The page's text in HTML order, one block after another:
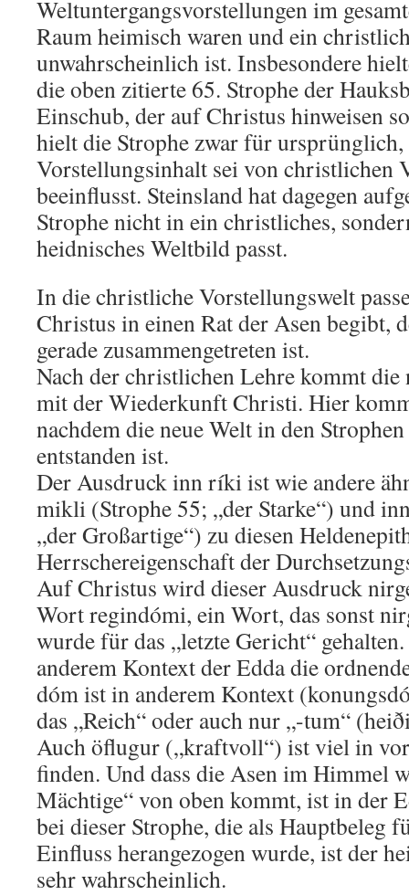
Weltuntergangsvorstellungen im
Raum heimisch waren und ein
unwahrscheinlich ist. Insbesondere
die oben zitierte 65. Strophe der
Einschub, der auf Christus hinweisen
hielt die Strophe zwar für ursprünglich,
Vorstellungsinhalt sei von christlichen
beeinflusst. Steinsland hat dagegen
Strophe nicht in ein christliches,
heidnisches Weltbild passt.
In die christliche Vorstellungswelt
Christus in einen Rat der Asen begibt,
gerade zusammengetreten ist.
Nach der christlichen Lehre kommt die
mit der Wiederkunft Christi. Hier
nachdem die neue Welt in den
entstanden ist.
Der Ausdruck inn ríki ist wie andere
mikli (Strophe 55; „der Starke“) und
„der Großartige“) zu diesen
Herrschereigenschaft der
Auf Christus wird dieser Ausdruck
Wort regindómi, ein Wort, das sonst
wurde für das „letzte Gericht“
anderem Kontext der Edda die
dóm ist in anderem Kontext
das „Reich“ oder auch nur „-tum“
Auch öflugur („kraftvoll“) ist viel in
finden. Und dass die Asen im Himmel
Mächtige“ von oben kommt, ist in der
bei dieser Strophe, die als Hauptbeleg
Einfluss herangezogen wurde, ist der
sehr wahrscheinlich.